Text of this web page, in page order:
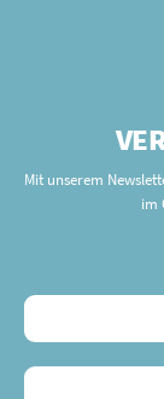
Mit unserem
im